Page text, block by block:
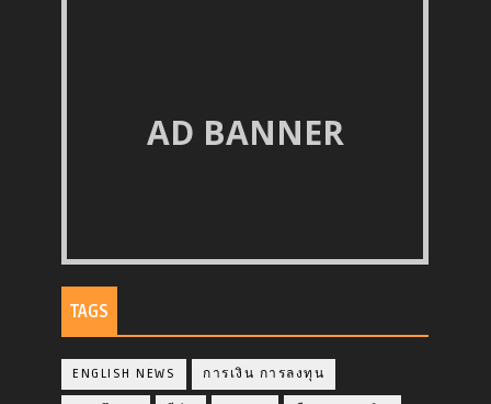
AD BANNER
TAGS
ENGLISH NEWS การเงิน การลงทุน